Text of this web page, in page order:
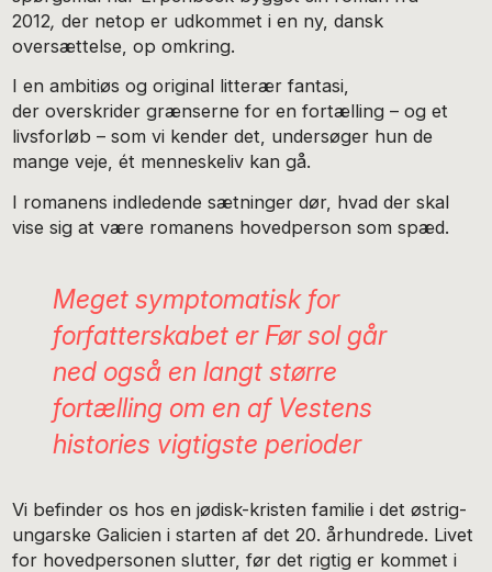
2012,der netop er udkommet i en ny, dansk
oversættelse, op omkring.
I en ambitiøs og original litterær fantasi,
der overskrider grænserne for en fortælling – og et
livsforløb – som vi kender det, undersøger hun de
mange veje, ét menneskeliv kan gå.
I romanens indledende sætninger dør, hvad der skal
vise sig at være romanens hovedperson som spæd.
Meget symptomatisk for
forfatterskabet er Før sol går
ned også en langt større
fortælling om en af Vestens
histories vigtigste perioder
Vi befinder os hos en jødisk-kristen familie i det østrig-
ungarske Galicien i starten af det 20. århundrede. Livet
for hovedpersonen slutter, før det rigtig er kommet i